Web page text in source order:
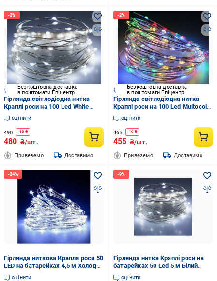
Безкоштовна доставка
в поштомати Епіцентр
Гірлянда світлодіодна нитка
Краплі роси на 100 Led White
(aaee531e)
оцінити
490 -10 ₴
480 ₴/шт.
Привеземо Доставимо
Безкоштовна доставка
в поштомати Епіцентр
Гірлянда світлодіодна нитка
Краплі роси на 100 Led Multocolor
(e38f0379)
оцінити
465 -10 ₴
455 ₴/шт.
Привеземо Доставимо
Гірлянда ниткова Крапля роси 50
LED на батарейках 4,5 м Холодне
світло
оцінити
Гірлянда нитка Краплі роси на
батарейках 50 Led 5 м Білий
(88cc06de)
оцінити